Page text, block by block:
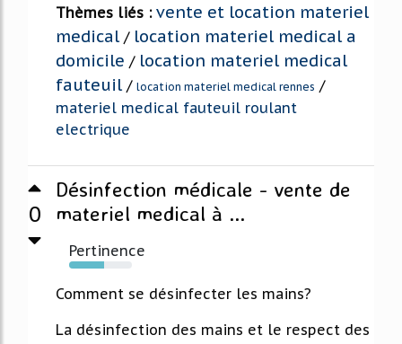
Thèmes liés : vente et location materiel
medical / location materiel medical a
domicile / location materiel medical
fauteuil / location materiel medical rennes /
materiel medical fauteuil roulant
electrique
0
Désinfection médicale - vente de
materiel medical à ...
Pertinence
56%
Comment se désinfecter les mains?
La désinfection des mains et le respect des